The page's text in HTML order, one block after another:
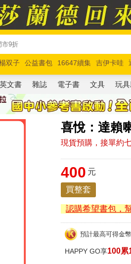
双子 公益書包 16647續集 吉伊卡哇
新作 馬斯克 玩具總動員5 超慢跑
英文書 雜誌 電子書 文具 玩
喜悅：達賴
現貨預購，接單約
400 元
買整套
認購希望書包，
預計最高可得金幣
HAPPY GO享100累